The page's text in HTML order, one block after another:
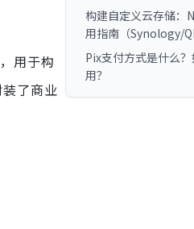
用于构
了商业
构建自定义云存储：
用指南（Synology/
Pix支付方式是什么
用？